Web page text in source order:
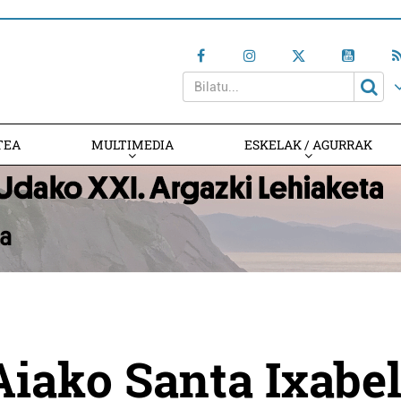
MULTIMEDIA ESKELAK / AGURRAK
Santa Ixabel